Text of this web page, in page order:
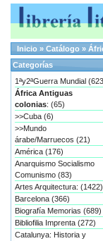
Inicio » Catálogo »
Categorías
1ªy2ªGuerra Mundial
África Antiguas
colonias: (65)
>>Cuba (6)
>>Mundo
árabe/Marruecos (21)
América (176)
Anarquismo Socialismo
Comunismo (83)
Artes Arquitectura: (1422)
Barcelona (366)
Biografía Memorias (689)
Bibliofilia Imprenta (272)
Catalunya: Historia y